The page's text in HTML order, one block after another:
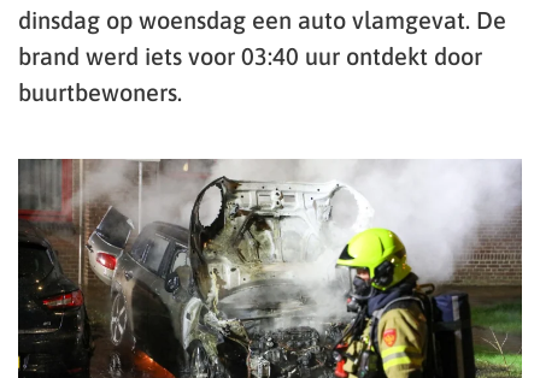
dinsdag op woensdag een auto vlamgevat. De
brand werd iets voor 03:40 uur ontdekt door
buurtbewoners.